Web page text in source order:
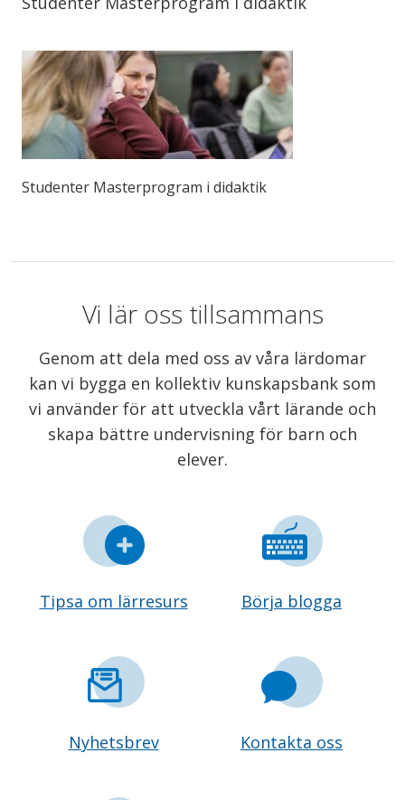
Studenter Masterprogram i didaktik
Vi lär oss tillsammans
Genom att dela med oss av våra lärdomar
kan vi bygga en kollektiv kunskapsbank som
vi använder för att utveckla vårt lärande och
skapa bättre undervisning för barn och
elever.
Tipsa om lärresurs Börja blogga
Nyhetsbrev Kontakta oss